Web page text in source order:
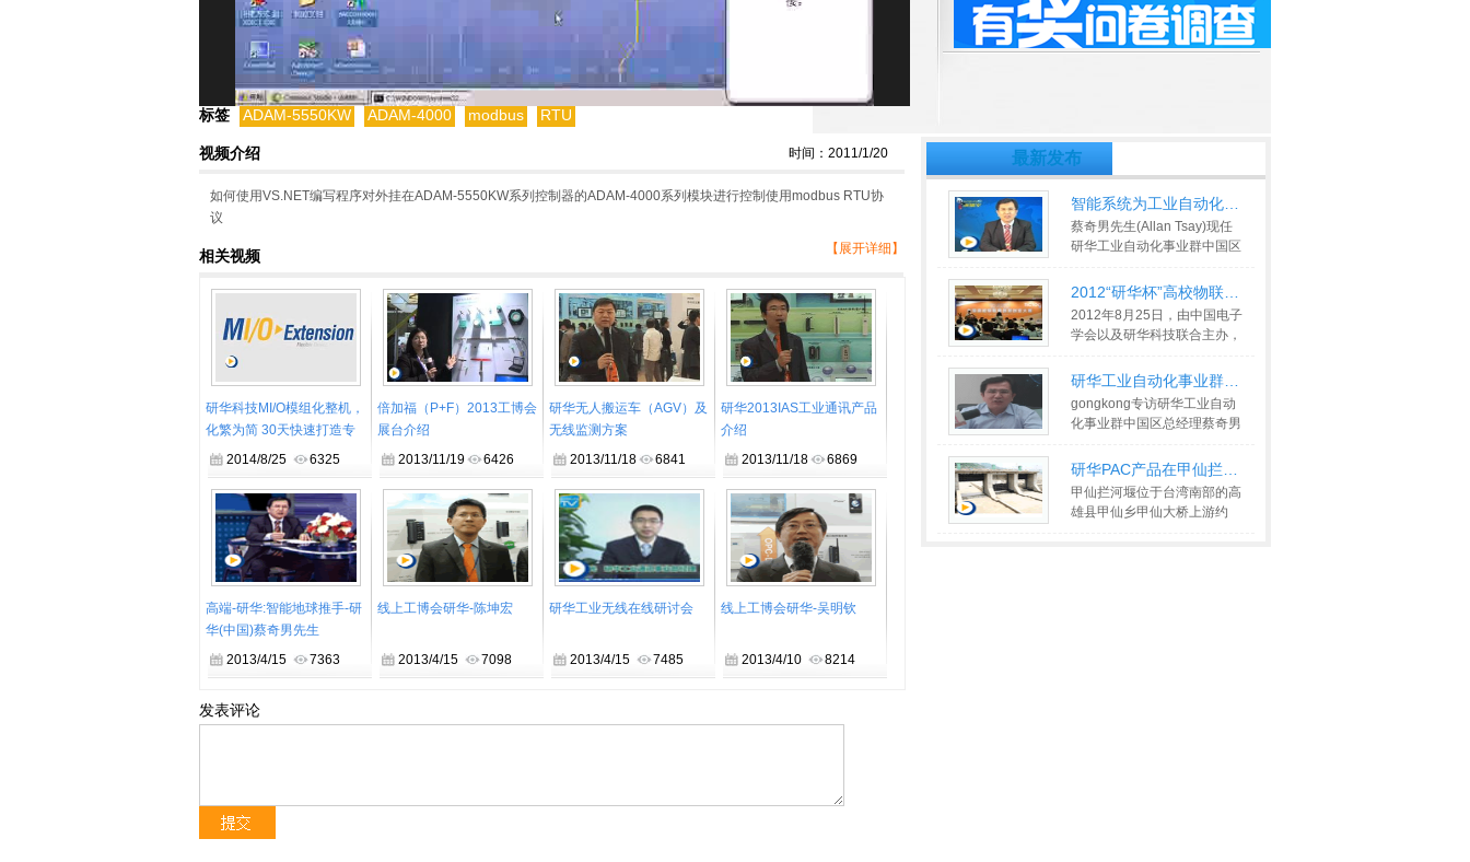
标签 ADAM-5550KW ADAM-4000 modbus RTU
视频介绍 时间：2011/1/20
如何使用VS.NET编写程序对外挂在ADAM-5550KW系列控制器的ADAM-4000系列模块进行控制使用modbus RTU协
议
【展开详细】
相关视频
研华科技MI/O模组化整机，
化繁为简 30天快速打造专
属嵌入式整机
2014/8/25 6325
倍加福（P+F）2013工博会
展台介绍
2013/11/19
6426
研华无人搬运车（AGV）及
无线监测方案
2013/11/18
6841
研华2013IAS工业通讯产品
介绍
2013/11/18
6869
高端-研华:智能地球推手-研
华(中国)蔡奇男先生
2013/4/15
7363
线上工博会研华-陈坤宏
2013/4/15 7098
研华工业无线在线研讨会
2013/4/15 7485
线上工博会研华-吴明钦
2013/4/10 8214
发表评论
最新发布
蔡奇男先生(Allan Tsay)现任
研华工业自动化事业群中国区
中国 >>
2012年8月25日，由中国电子
学会以及研华科技联合主办，
子学会>>
gongkong专访研华工业自动
化事业群中国区总经理蔡奇男
甲仙拦河堰位于台湾南部的高
雄县甲仙乡甲仙大桥上游约